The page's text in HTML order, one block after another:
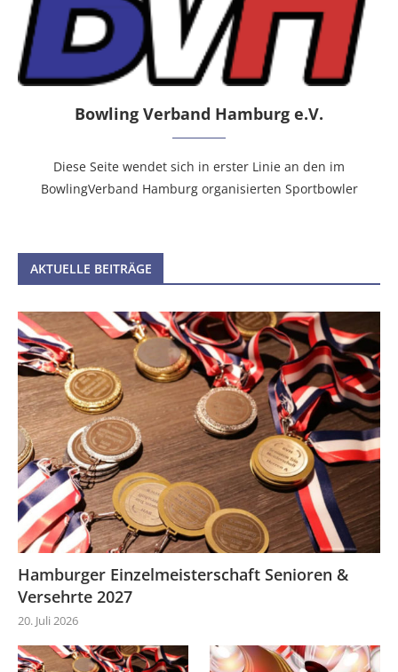
Bowling Verband Hamburg e.V.
Diese Seite wendet sich in erster Linie an den im
BowlingVerband Hamburg organisierten Sportbowler
AKTUELLE BEITRÄGE
Hamburger Einzelmeisterschaft Senioren &
Versehrte 2027
20. Juli 2026